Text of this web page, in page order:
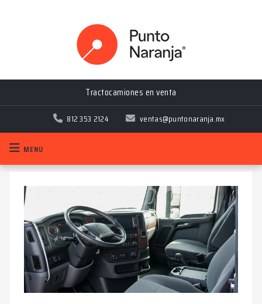
Tractocamiones en venta
Tractocamiones en venta
812 353 2124 ventas@puntonaranja.mx
MENU